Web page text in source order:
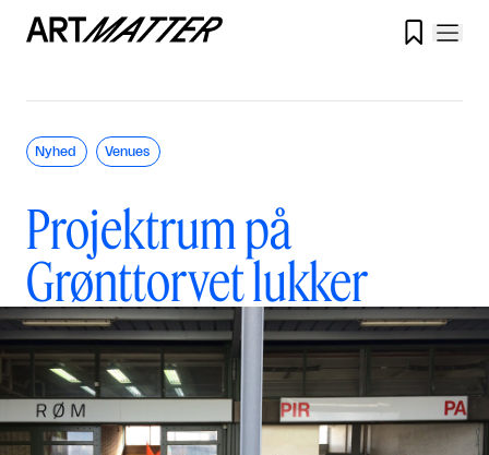

Projektrum på
Grønttorvet lukker
Nyhed Venues